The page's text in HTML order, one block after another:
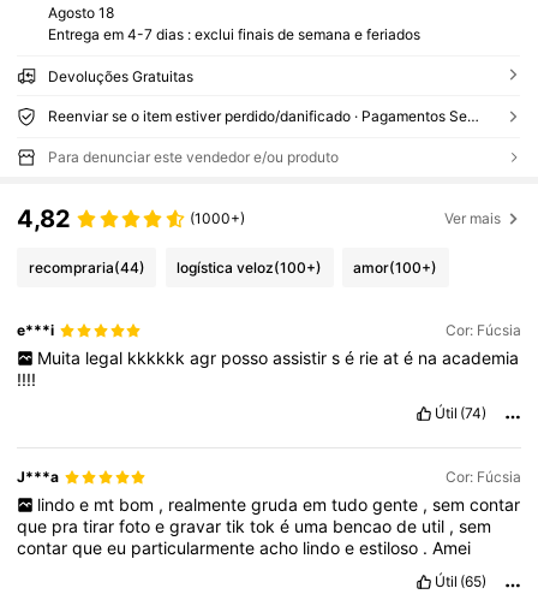
Agosto 18
Entrega em 4-7 dias : exclui finais de semana e feriados
Devoluções Gratuitas
Reenviar se o item estiver perdido/danificado · Pagamentos Seguros · Proteção de privacidade
Para denunciar este vendedor e/ou produto
4,82 (1000+) Ver mais
recompraria(44) logística veloz(100+) amor(100+)
e***i Cor: Fúcsia
Muita legal kkkkkk agr posso assistir s é rie at é na academia
!!!!
Útil (74)
J***a Cor: Fúcsia
lindo e mt bom , realmente gruda em tudo gente , sem contar
que pratirarfotoegravartiktoké uma bencaode util ,sem
contarqueeu particularmenteacho lindoeestiloso .Amei
Útil (65)